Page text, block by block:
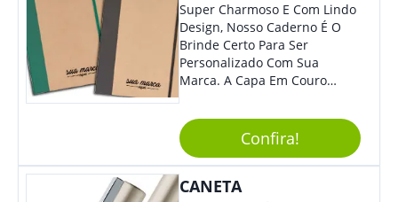
Super Charmoso E Com Lindo
Design, Nosso Caderno É O
Brinde Certo Para Ser
Personalizado Com Sua
Marca. A Capa Em Couro
Elástico Permite Maior
Segurança Ao Carregá-Lo.
Ofereça A Seus Clientes E
Colaboradores, Sem Dúvidas
Eles Irão Adorar.
Confira!
CANETA